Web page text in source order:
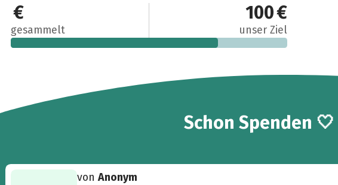
75 €
gesammelt
100 €
unser Ziel
Schon3
Spenden 🤍
vonAnonym